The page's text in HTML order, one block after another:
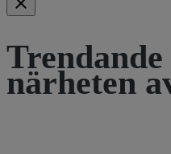
Trendande
närheten